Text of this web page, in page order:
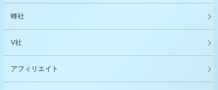
蜂社
V社
アフィリエイト